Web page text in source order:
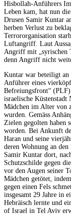
Hisbollah-Anführers
Leben kam, hat nun
Drusen Samir Kuntar
herben Verlust zu
Terrororganisation
Luftangriff. Laut
Angriff mit „syrischen
denn Angriff nicht
Kuntar war beteiligt
Anführer eines
Befreiungsfront“
israelische
Mädchen im Alter von
wurden. Gemäss
Zielen gegolten haben
worden. Bei Ankunft
Haran und seine
deren Wohnung an
Samir Kuntar dort,
Schutzschilde gegen
vor den Augen seiner
Mädchen getötet,
gegen einen Fels
insgesamt 29 Jahre in
Hebräisch lernte und
of Israel in Tel Aviv